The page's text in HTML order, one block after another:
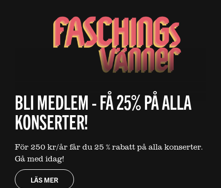
BLI MEDLEM - FÅ 25% PÅ ALLA
KONSERTER!
För 250 kr/år får du 25 % rabatt på alla konserter.
Gå med idag!
LÄS MER